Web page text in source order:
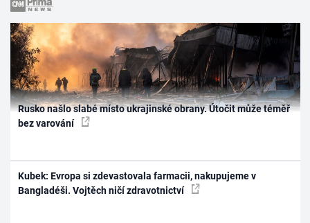
Rusko našlo slabé místo ukrajinské obrany. Útočit může téměř
bez varování
Kubek: Evropa si zdevastovala farmacii, nakupujeme v
Bangladéši. Vojtěch ničí zdravotnictví